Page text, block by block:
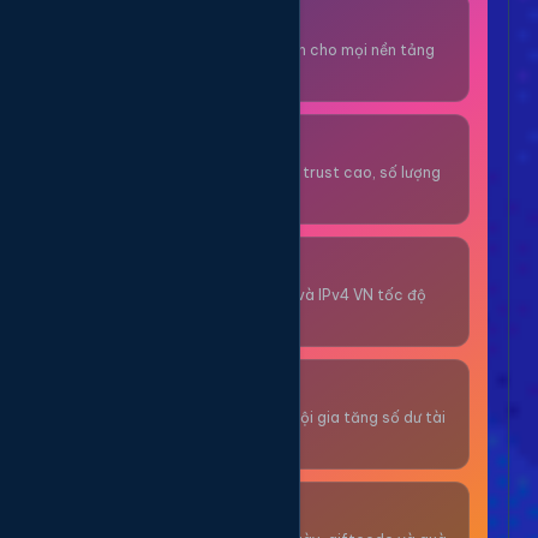
Nhận code xác minh cho mọi nền tảng
Tài khoản gmail cổ, trust cao, số lượng
Proxy dân cư xoay và IPv4 VN tốc độ
Thư giãn và có cơ hội gia tăng số dư tài